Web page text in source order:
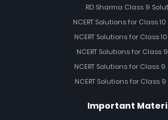
RD Sharma Class 9
NCERT Solutions for Class
NCERT Solutions for Class
NCERT Solutions for Class
NCERT Solutions for Class
NCERT Solutions for Class
Important